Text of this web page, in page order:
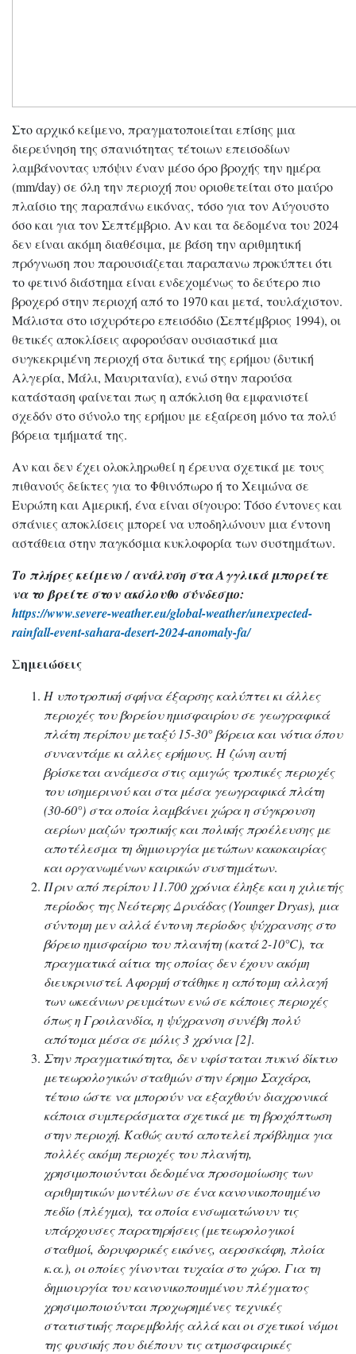
Στο αρχικό κείμενο, πραγματοποιείται επίσης μια
διερεύνηση της σπανιότητας τέτοιων επεισοδίων
λαμβάνοντας υπόψιν έναν μέσο όρο βροχής την ημέρα
(mm/day) σε όλη την περιοχή που οριοθετείται στο μαύρο
πλαίσιο της παραπάνω εικόνας, τόσο για τον Αύγουστο
όσο και για τον Σεπτέμβριο. Αν και τα δεδομένα του 2024
δεν είναι ακόμη διαθέσιμα, με βάση την αριθμητική
πρόγνωση που παρουσιάζεται παραπανω προκύπτει ότι
το φετινό διάστημα είναι ενδεχομένως το δεύτερο πιο
βροχερό στην περιοχή από το 1970 και μετά, τουλάχιστον.
Μάλιστα στο ισχυρότερο επεισόδιο (Σεπτέμβριος 1994), οι
θετικές αποκλίσεις αφορούσαν ουσιαστικά μια
συγκεκριμένη περιοχή στα δυτικά της ερήμου (δυτική
Αλγερία, Μάλι, Μαυριτανία), ενώ στην παρούσα
κατάσταση φαίνεται πως η απόκλιση θα εμφανιστεί
σχεδόν στο σύνολο της ερήμου με εξαίρεση μόνο τα πολύ
βόρεια τμήματά της.
Αν και δεν έχει ολοκληρωθεί η έρευνα σχετικά με τους
πιθανούς δείκτες για το Φθινόπωρο ή το Χειμώνα σε
Ευρώπη και Αμερική, ένα είναι σίγουρο: Τόσο έντονες και
σπάνιες αποκλίσεις μπορεί να υποδηλώνουν μια έντονη
αστάθεια στην παγκόσμια κυκλοφορία των συστημάτων.
Το πλήρες κείμενο / ανάλυση στα Αγγλικά μπορείτε
να το βρείτε στον ακόλουθο σύνδεσμο:
https://www.severe-weather.eu/global-weather/unexpected-
rainfall-event-sahara-desert-2024-anomaly-fa/
Σημειώσεις
Η υποτροπική σφήνα έξαρσης καλύπτει κι άλλες
περιοχές του βορείου ημισφαιρίου σε γεωγραφικά
πλάτη περίπου μεταξύ 15-30° βόρεια και νότια όπου
συναντάμε κι αλλες ερήμους. Η ζώνη αυτή
βρίσκεται ανάμεσα στις αμιγώς τροπικές περιοχές
του ισημερινού και στα μέσα γεωγραφικά πλάτη
(30-60°) στα οποία λαμβάνει χώρα η σύγκρουση
αερίων μαζών τροπικής και πολικής προέλευσης με
αποτέλεσμα τη δημιουργία μετώπων κακοκαιρίας
και οργανωμένων καιρικών συστημάτων.
Πριν από περίπου 11.700 χρόνια έληξε και η χιλιετής
περίοδος της Νεότερης Δρυάδας (Younger Dryas), μια
σύντομη μεν αλλά έντονη περίοδος ψύχρανσης στο
βόρειο ημισφαίριο του πλανήτη (κατά 2-10°C), τα
πραγματικά αίτια της οποίας δεν έχουν ακόμη
διευκρινιστεί. Αφορμή στάθηκε η απότομη αλλαγή
των ωκεάνιων ρευμάτων ενώ σε κάποιες περιοχές
όπως η Γροιλανδία, η ψύχρανση συνέβη πολύ
απότομα μέσα σε μόλις 3 χρόνια [2].
Στην πραγματικότητα, δεν υφίσταται πυκνό δίκτυο
μετεωρολογικών σταθμών στην έρημο Σαχάρα,
τέτοιο ώστε να μπορούν να εξαχθούν διαχρονικά
κάποια συμπεράσματα σχετικά με τη βροχόπτωση
στην περιοχή. Καθώς αυτό αποτελεί πρόβλημα για
πολλές ακόμη περιοχές του πλανήτη,
χρησιμοποιούνται δεδομένα προσομοίωσης των
αριθμητικών μοντέλων σε ένα κανονικοποιημένο
πεδίο (πλέγμα), τα οποία ενσωματώνουν τις
υπάρχουσες παρατηρήσεις (μετεωρολογικοί
σταθμοί, δορυφορικές εικόνες, αεροσκάφη, πλοία
κ.α.), οι οποίες γίνονται τυχαία στο χώρο. Για τη
δημιουργία του κανονικοποιημένου πλέγματος
χρησιμοποιούνται προχωρημένες τεχνικές
στατιστικής παρεμβολής αλλά και οι σχετικοί νόμοι
της φυσικής που διέπουν τις ατμοσφαιρικές